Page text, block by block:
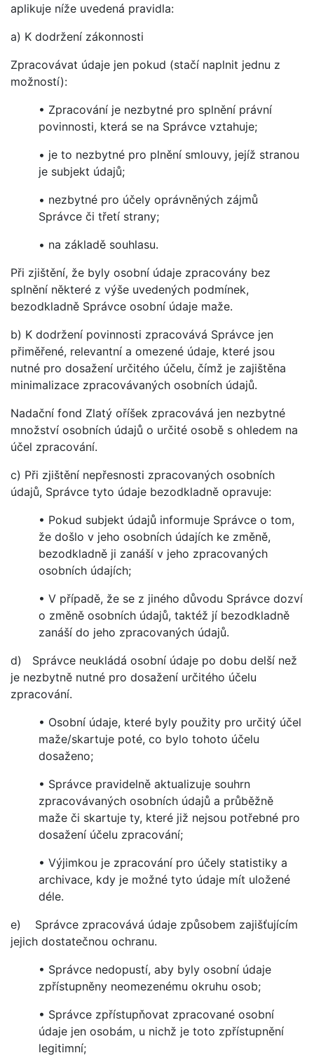
aplikuje níže uvedená pravidla:
a) K dodržení zákonnosti
Zpracovávat údaje jen pokud (stačí naplnit jednu z
možností):
• Zpracování je nezbytné pro splnění právní
povinnosti, která se na Správce vztahuje;
• je to nezbytné pro plnění smlouvy, jejíž stranou
je subjekt údajů;
• nezbytné pro účely oprávněných zájmů
Správce či třetí strany;
• na základě souhlasu.
Při zjištění, že byly osobní údaje zpracovány bez
splnění některé z výše uvedených podmínek,
bezodkladně Správce osobní údaje maže.
b) K dodržení povinnosti zpracovává Správce jen
přiměřené, relevantní a omezené údaje, které jsou
nutné pro dosažení určitého účelu, čímž je zajištěna
minimalizace zpracovávaných osobních údajů.
Nadační fond Zlatý oříšek zpracovává jen nezbytné
množství osobních údajů o určité osobě s ohledem na
účel zpracování.
c) Při zjištění nepřesnosti zpracovaných osobních
údajů, Správce tyto údaje bezodkladně opravuje:
• Pokud subjekt údajů informuje Správce o tom,
že došlo v jeho osobních údajích ke změně,
bezodkladně ji zanáší v jeho zpracovaných
osobních údajích;
• V případě, že se z jiného důvodu Správce dozví
o změně osobních údajů, taktéž jí bezodkladně
zanáší do jeho zpracovaných údajů.
d) Správce neukládá osobní údaje po dobu delší než
je nezbytně nutné pro dosažení určitého účelu
zpracování.
• Osobní údaje, které byly použity pro určitý účel
maže/skartuje poté, co bylo tohoto účelu
dosaženo;
• Správce pravidelně aktualizuje souhrn
zpracovávaných osobních údajů a průběžně
maže či skartuje ty, které již nejsou potřebné pro
dosažení účelu zpracování;
• Výjimkou je zpracování pro účely statistiky a
archivace, kdy je možné tyto údaje mít uložené
déle.
e) Správce zpracovává údaje způsobem zajišťujícím
jejich dostatečnou ochranu.
• Správce nedopustí, aby byly osobní údaje
zpřístupněny neomezenému okruhu osob;
• Správce zpřístupňovat zpracované osobní
údaje jen osobám, u nichž je toto zpřístupnění
legitimní;